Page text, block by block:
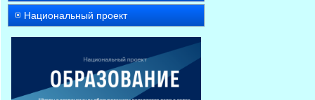
Национальный проект